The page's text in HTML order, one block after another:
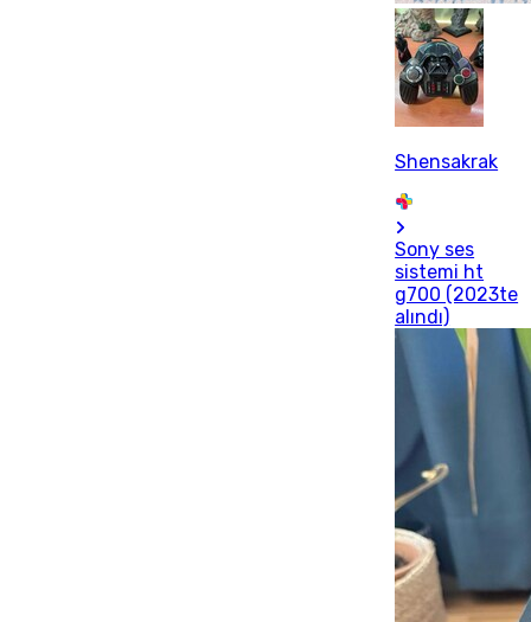
Shensakrak
Sony ses
sistemi ht
g700 (2023te
alındı)